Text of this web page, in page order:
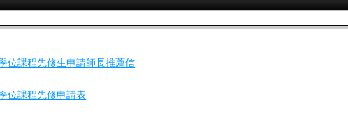
位課程先修生申請師長推薦信
位課程先修申請表